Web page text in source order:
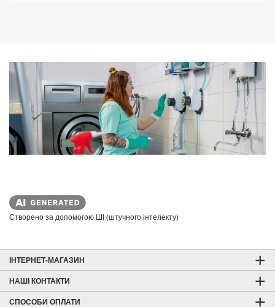
Створено за допомогою ШІ (штучного інтелекту)
ІНТЕРНЕТ-МАГАЗИН
НАШІ КОНТАКТИ
СПОСОБИ ОПЛАТИ